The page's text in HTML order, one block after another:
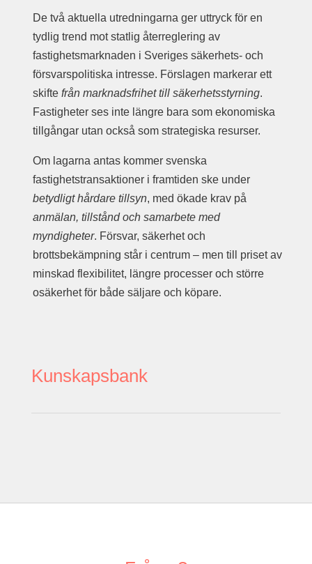
De två aktuella utredningarna ger uttryck för en
tydlig trend mot statlig återreglering av
fastighetsmarknaden i Sveriges säkerhets- och
försvarspolitiska intresse. Förslagen markerar ett
skifte från marknadsfrihet till säkerhetsstyrning.
Fastigheter ses inte längre bara som ekonomiska
tillgångar utan också som strategiska resurser.
Om lagarna antas kommer svenska
fastighetstransaktioner i framtiden ske under
betydligt hårdare tillsyn, med ökade krav på
anmälan, tillstånd och samarbete med
myndigheter. Försvar, säkerhet och
brottsbekämpning står i centrum – men till priset av
minskad flexibilitet, längre processer och större
osäkerhet för både säljare och köpare.
Kunskapsbank